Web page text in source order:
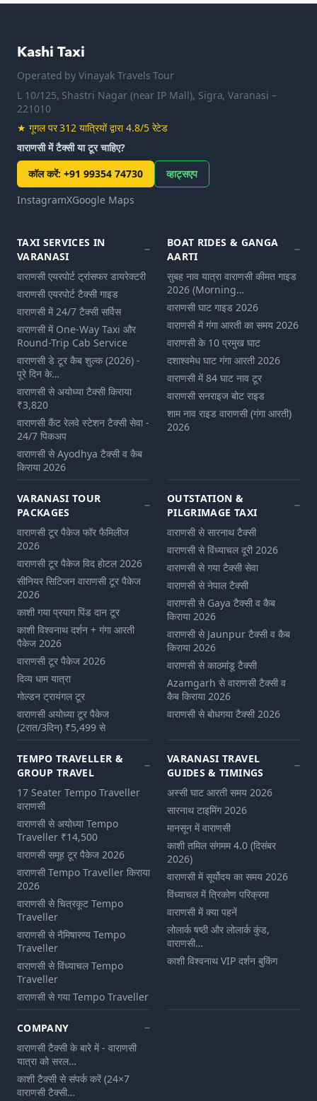
Kashi Taxi
Operated byVinayak Travels Tour
L 10/125, Shastri Nagar (near IP Mall), Sigra, Varanasi –
221010
★ गूगल पर 312 यात्रियों द्वारा 4.8/5 रेटेड
वाराणसी में टैक्सी या टूर चाहिए?
कॉल करें: +91 99354 74730
व्हाट्सएप
InstagramXGoogle Maps
TAXI SERVICES IN
VARANASI
वाराणसी एयरपोर्ट ट्रांसफर डायरेक्टरी
वाराणसी एयरपोर्ट टैक्सी गाइड
वाराणसी में 24/7 टैक्सी सर्विस
वाराणसी में One-Way Taxi और
Round-Trip Cab Service
वाराणसी डे टूर कैब शुल्‍क (2026) -
पूरे दिन के…
वाराणसी से अयोध्या टैक्सी किराया
₹3,820
वाराणसी कैंट रेलवे स्टेशन टैक्सी सेवा -
24/7 पिकअप
वाराणसी से Ayodhya टैक्सी व कैब
किराया 2026
BOAT RIDES & GANGA
AARTI
सुबह नाव यात्रा वाराणसी कीमत गाइड
2026 (Morning…
वाराणसी घाट गाइड 2026
वाराणसी में गंगा आरती का समय 2026
वाराणसी के 10 प्रमुख घाट
दशाश्वमेध घाट गंगा आरती 2026
वाराणसी में 84 घाट नाव टूर
वाराणसी सनराइज बोट राइड
शाम नाव राइड वाराणसी (गंगा आरती)
2026
VARANASI TOUR
PACKAGES
वाराणसी टूर पैकेज फॉर फैमिलीज
2026
वाराणसी टूर पैकेज विद होटल 2026
सीनियर सिटिजन वाराणसी टूर पैकेज
2026
काशी गया प्रयाग पिंड दान टूर
काशी विश्वनाथ दर्शन + गंगा आरती
पैकेज 2026
वाराणसी टूर पैकेज 2026
दिव्य धाम यात्रा
गोल्डन ट्रायंगल टूर
वाराणसी अयोध्या टूर पैकेज
(2रात/3दिन) ₹5,499 से
OUTSTATION &
PILGRIMAGE TAXI
वाराणसी से सारनाथ टैक्सी
वाराणसी से विंध्याचल दूरी 2026
वाराणसी से गया टैक्सी सेवा
वाराणसी से नेपाल टैक्सी
वाराणसी से Gaya टैक्सी व कैब
किराया 2026
वाराणसी से Jaunpur टैक्सी व कैब
किराया 2026
वाराणसी से काठमांडू टैक्सी
Azamgarh से वाराणसी टैक्सी व
कैब किराया 2026
वाराणसी से बोधगया टैक्सी 2026
TEMPO TRAVELLER &
GROUP TRAVEL
17 Seater Tempo Traveller
वाराणसी
वाराणसी से अयोध्या Tempo
Traveller ₹14,500
वाराणसी समूह टूर पैकेज 2026
वाराणसी Tempo Traveller किराया
2026
वाराणसी से चित्रकूट Tempo
Traveller
वाराणसी से नैमिषारण्य Tempo
Traveller
वाराणसी से विंध्याचल Tempo
Traveller
वाराणसी से गया Tempo Traveller
VARANASI TRAVEL
GUIDES & TIMINGS
अस्सी घाट आरती समय 2026
सारनाथ टाइमिंग 2026
मानसून में वाराणसी
काशी तमिल संगमम 4.0 (दिसंबर
2026)
वाराणसी में सूर्योदय का समय 2026
विंध्याचल में त्रिकोण परिक्रमा
वाराणसी में क्या पहनें
लोलार्क षष्ठी और लोलार्क कुंड,
वाराणसी…
काशी विश्वनाथ VIP दर्शन बुकिंग
COMPANY
वाराणसी टैक्सी के बारे में - वाराणसी
यात्रा को सरल…
काशी टैक्सी से संपर्क करें (24×7
वाराणसी टैक्सी…